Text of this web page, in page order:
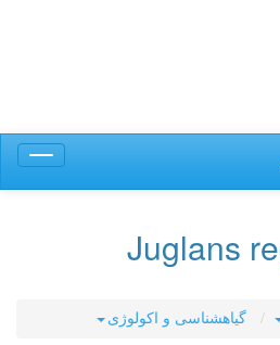
Toggle
گیاهشناسی و اکولوژی